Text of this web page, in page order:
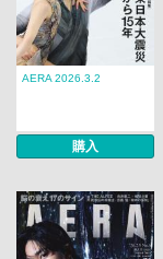
AERA 2026.3.2
購入